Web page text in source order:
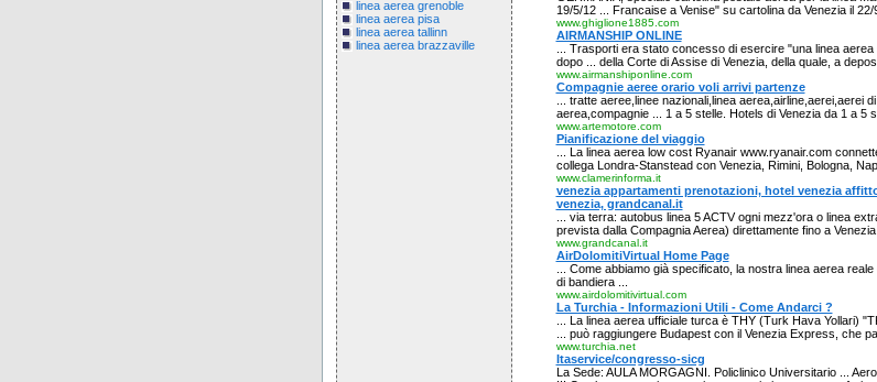
linea aerea grenoble
linea aerea pisa
linea aerea tallinn
linea aerea brazzaville
19/5/12 ... Francaise a Venise" su cartolina da Venezia il 22/
www.ghiglione1885.com
AIRMANSHIP ONLINE
... Trasporti era stato concesso di esercire "una linea
dopo ... della Corte di Assise di Venezia, della quale, a
www.airmanshiponline.com
Compagnie aeree orario voli arrivi partenze
... tratte aeree,linee nazionali,linea aerea,airline,aerei,aerei
aerea,compagnie ... 1 a 5 stelle. Hotels di Venezia da 1 a 5
www.artemotore.com
Pianificazione del viaggio
... La linea aerea low cost Ryanair www.ryanair.com
collega Londra-Stanstead con Venezia, Rimini, Bologna,
www.clamerinforma.it
venezia appartamenti prenotazioni, hotel venezia
venezia, grandcanal.it
... via terra: autobus linea 5 ACTV ogni mezz'ora o linea
prevista dalla Compagnia Aerea) direttamente fino a Venezia
www.grandcanal.it
AirDolomitiVirtual Home Page
... Come abbiamo già specificato, la nostra linea aerea
di bandiera ...
www.airdolomitivirtual.com
La Turchia - Informazioni Utili - Come Andarci ?
... La linea aerea ufficiale turca è THY (Turk Hava Yollari)
... può raggiungere Budapest con il Venezia Express, che
www.turchia.net
Itaservice/congresso-sicg
La Sede: AULA MORGAGNI. Policlinico Universitario ...